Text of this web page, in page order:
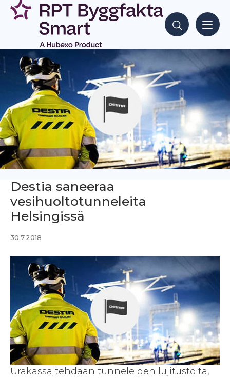
Siirry
sisältöön
Hae sisältöjä
Destia saneeraa
vesihuoltotunneleita
Helsingissä
30.7.2018
Urakassa tehdään tunneleiden lujitustöitä,